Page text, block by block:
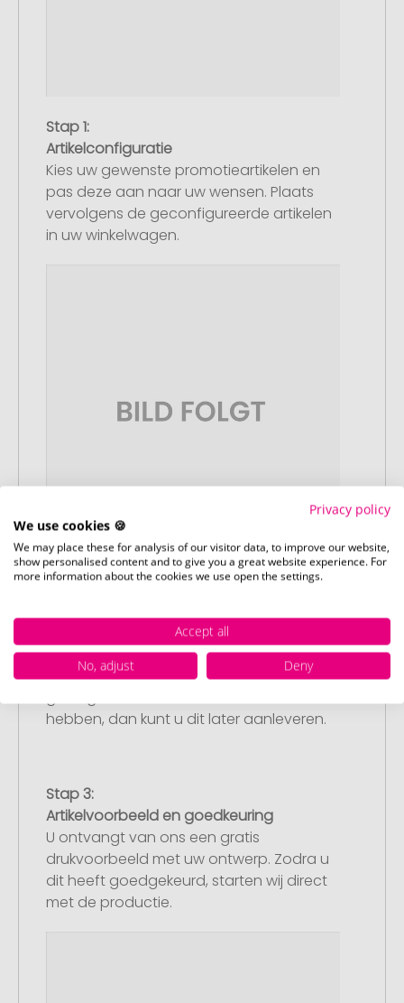
Stap 1:
Artikelconfiguratie
Kies uw gewenste promotieartikelen en
pas deze aan naar uw wensen. Plaats
vervolgens de geconfigureerde artikelen
in uw winkelwagen.
Upload uw logo of ontwerp op onze
afrekenpagina (checkout) en rond uw
bestelling af. Mocht u op dit moment
hebben, dan kunt u dit later aanleveren.
Stap 3:
Artikelvoorbeeld en goedkeuring
U ontvangt van ons een gratis
drukvoorbeeld met uw ontwerp. Zodra u
dit heeft goedgekeurd, starten wij direct
met de productie.
Privacy policy
We use cookies 🍪
We may place these for analysis of our visitor data, to improve our website,
show personalised content and to give you a great website experience. For
more information about the cookies we use open the settings.
Accept all
No, adjust
Deny